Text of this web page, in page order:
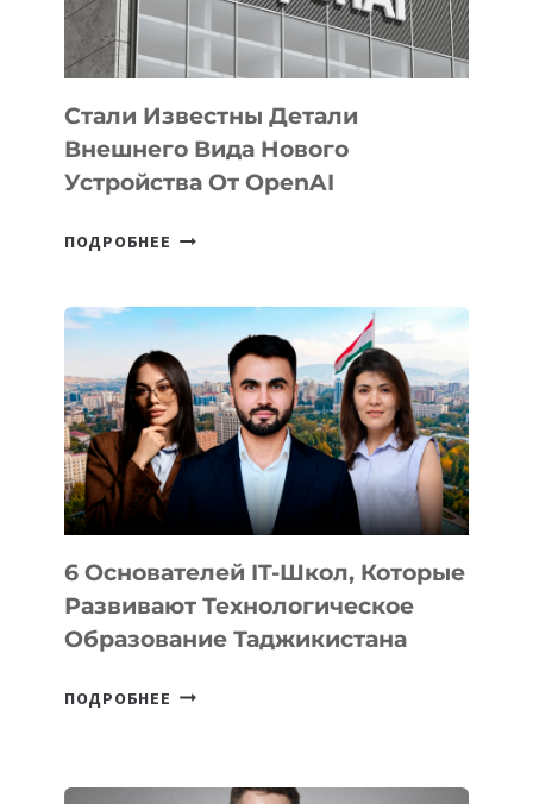
ИСКУССТВЕННОГО
ИНТЕЛЛЕКТА
Стали Известны Детали
Внешнего Вида Нового
Устройства От OpenAI
ПОДРОБНЕЕ СТАЛИ
ВНЕШНЕГО
ВИДА
НОВОГО
УСТРОЙСТВА
ОТ
OPENAI
6 Основателей IT-Школ, Которые
Развивают Технологическое
Образование Таджикистана
ПОДРОБНЕЕ 6